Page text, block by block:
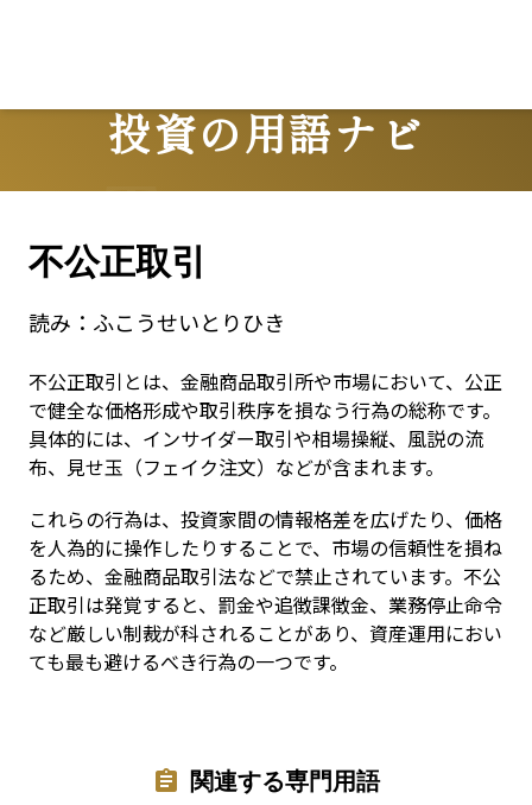
投資の用語ナビ
Terms
不公正取引
読み： ふこうせいとりひき
不公正取引とは、金融商品取引所や市場において、公正
で健全な価格形成や取引秩序を損なう行為の総称です。
具体的には、インサイダー取引や相場操縦、風説の流
布、見せ玉（フェイク注文）などが含まれます。
これらの行為は、投資家間の情報格差を広げたり、価格
を人為的に操作したりすることで、市場の信頼性を損ね
るため、金融商品取引法などで禁止されています。不公
正取引は発覚すると、罰金や追徴課徴金、業務停止命令
など厳しい制裁が科されることがあり、資産運用におい
ても最も避けるべき行為の一つです。
関連する専門用語